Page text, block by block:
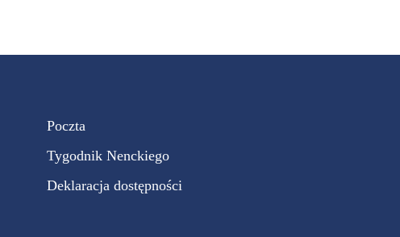
Poczta
Tygodnik Nenckiego
Deklaracja dostępności